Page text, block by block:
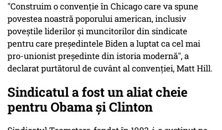
"Construim o convenție în Chicago care va spune
povestea noastră poporului american, inclusiv
poveștile liderilor și muncitorilor din sindicate
pentru care președintele Biden a luptat ca cel mai
pro-unionist președinte din istoria modernă", a
declarat purtătorul de cuvânt al convenției, Matt Hill.
Sindicatul a fost un aliat cheie
pentru Obama și Clinton